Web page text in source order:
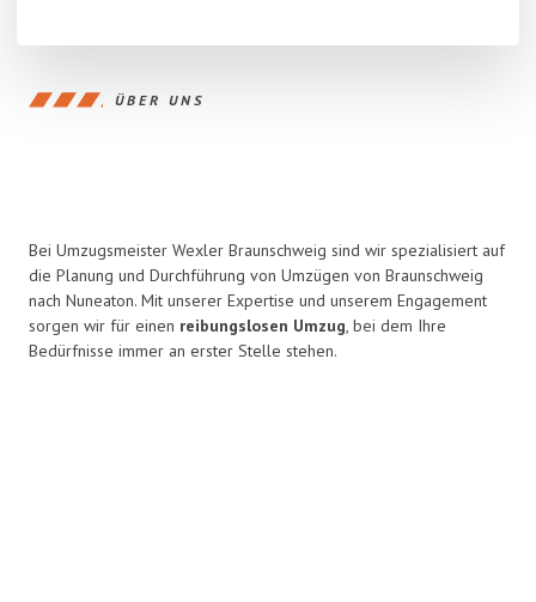
ÜBER UNS
Bei Umzugsmeister Wexler Braunschweig sind wir spezialisiert auf
die Planung und Durchführung von Umzügen von Braunschweig
nach Nuneaton. Mit unserer Expertise und unserem Engagement
sorgen wir für einen reibungslosen Umzug, bei dem Ihre
Bedürfnisse immer an erster Stelle stehen.